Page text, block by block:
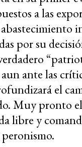
a las
por su
ante las
el
Muy pronto
libre y